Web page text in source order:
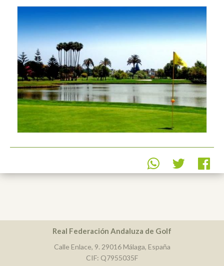
Real Federación Andaluza de Golf
Calle Enlace, 9. 29016 Málaga, España
CIF: Q7955035F